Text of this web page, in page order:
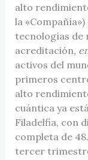
alto
la
tecnologías de
acreditación,
activos del
primeros
alto
cuántica ya
Filadelfia, con
completa de
tercer